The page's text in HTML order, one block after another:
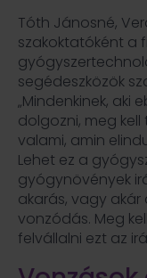
Tóth Jánosné,
szakoktatóként a
segédeszközök
„Mindenkinek, aki
dolgozni, meg
valami, amin
Lehet ez a
gyógynövények
akarás, vagy
vonzódás. Meg
felvállalni ezt az